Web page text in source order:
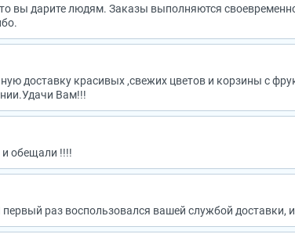
вы дарите людям. Заказы выполняются
доставку красивых ,свежих цветов и корзины с
Вам!!!
и обещали !!!!
раз воспользовался вашей службой доставки,